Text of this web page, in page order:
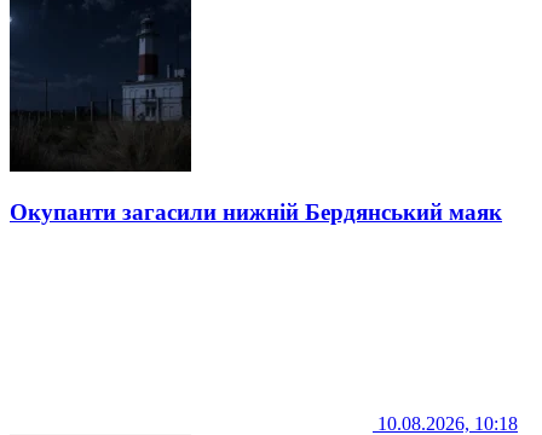
Окупанти загасили нижній Бердянський маяк
10.08.2026, 10:18